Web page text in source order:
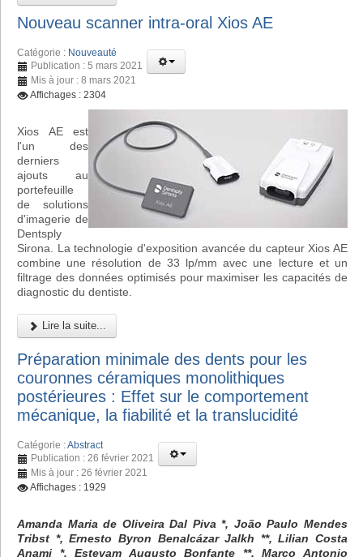
Nouveau scanner intra-oral Xios AE
Catégorie : Nouveauté
Publication : 5 mars 2021
Mis à jour : 8 mars 2021
Affichages : 2304
Xios AE est
l'un des
derniers
ajouts au
portefeuille
de solutions
d'imagerie de
Dentsply
Sirona. La technologie d'exposition avancée du capteur Xios AE
combine une résolution de 33 lp/mm avec une lecture et un
filtrage des données optimisés pour maximiser les capacités de
diagnostic du dentiste.
Lire la suite...
Préparation minimale des dents pour les
couronnes céramiques monolithiques
postérieures : Effet sur le comportement
mécanique, la fiabilité et la translucidité
Catégorie :Abstract
Publication : 26 février 2021
Mis à jour : 26 février 2021
Affichages : 1929
Amanda Maria de Oliveira Dal Piva *, João Paulo Mendes
Tribst *, Ernesto Byron Benalcázar Jalkh **, Lilian Costa
Anami *, Estevam Augusto Bonfante **, Marco Antonio